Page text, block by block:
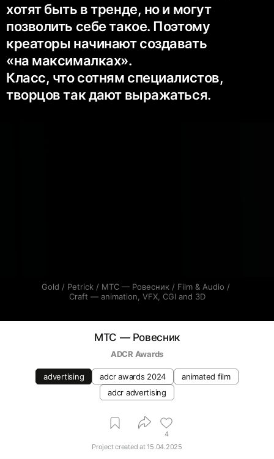
хотят быть в тренде, но и могут
позволить себе такое. Поэтому
креаторы начинают создавать
«на максималках».
Класс, что сотням специалистов,
творцов так дают выражаться.
Gold / Petrick / МТС — Ровесник / Film & Audio /
Craft — animation, VFX, CGI and 3D
МТС — Ровесник
ADCR Awards
advertising adcr awards 2024
animated film
adcr advertising
4
Project created at15.04.2025